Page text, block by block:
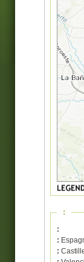
:
:
:
: